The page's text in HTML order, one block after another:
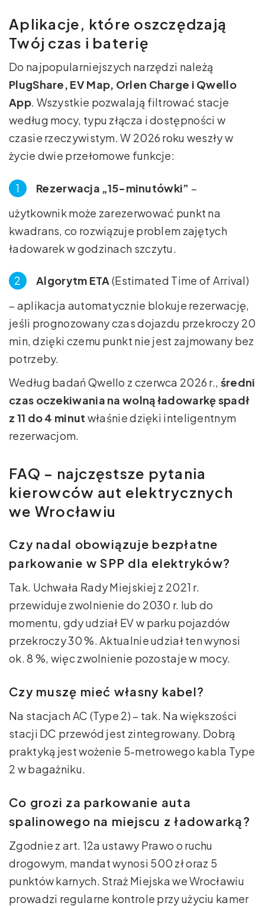
Aplikacje, które oszczędzają
Twój czas i baterię
Do najpopularniejszych narzędzi należą
PlugShare, EV Map, Orlen Charge i Qwello
App. Wszystkie pozwalają filtrować stacje
według mocy, typu złącza i dostępności w
czasie rzeczywistym. W 2026 roku weszły w
życie dwie przełomowe funkcje:
Rezerwacja „15-minutówki” –
użytkownik może zarezerwować punkt na
kwadrans, co rozwiązuje problem zajętych
ładowarek w godzinach szczytu.
Algorytm ETA (Estimated Time of Arrival)
– aplikacja automatycznie blokuje rezerwację,
jeśli prognozowany czas dojazdu przekroczy 20
min, dzięki czemu punkt nie jest zajmowany bez
potrzeby.
Według badań Qwello z czerwca 2026 r., średni
czas oczekiwania na wolną ładowarkę spadł
z 11 do 4 minut właśnie dzięki inteligentnym
rezerwacjom.
FAQ – najczęstsze pytania
kierowców aut elektrycznych
we Wrocławiu
Czy nadal obowiązuje bezpłatne
parkowanie w SPP dla elektryków?
Tak. Uchwała Rady Miejskiej z 2021 r.
przewiduje zwolnienie do 2030 r. lub do
momentu, gdy udział EV w parku pojazdów
przekroczy 30 %. Aktualnie udział ten wynosi
ok. 8 %, więc zwolnienie pozostaje w mocy.
Czy muszę mieć własny kabel?
Na stacjach AC (Type 2) – tak. Na większości
stacji DC przewód jest zintegrowany. Dobrą
praktyką jest wożenie 5-metrowego kabla Type
2 w bagażniku.
Co grozi za parkowanie auta
spalinowego na miejscu z ładowarką?
Zgodnie z art. 12a ustawy Prawo o ruchu
drogowym, mandat wynosi 500 zł oraz 5
punktów karnych. Straż Miejska we Wrocławiu
prowadzi regularne kontrole przy użyciu kamer